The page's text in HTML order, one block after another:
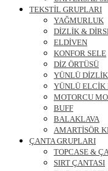
TEKSTİL GRUPLARI
YAĞMURLUK
DİZLİK &
ELDİVEN
KONFOR SELE
DİZ ÖRTÜSÜ
YÜNLÜ DİZLİK
YÜNLÜ ELCİK
MOTORCU
BUFF
BALAKLAVA
AMARTİSÖR
ÇANTA GRUPLARI
TOPCASE &
SIRT ÇANTASI